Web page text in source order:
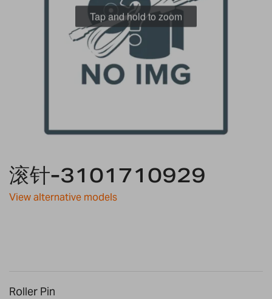
Tap and hold to zoom
the
of
滚针-3101710929
View alternative models
Roller Pin